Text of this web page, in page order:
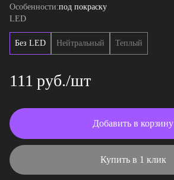
Особенности:под покраску
LED
Без LED Нейтральный Теплый
111 руб./шт
Добавить в корзину
Купить в 1 клик